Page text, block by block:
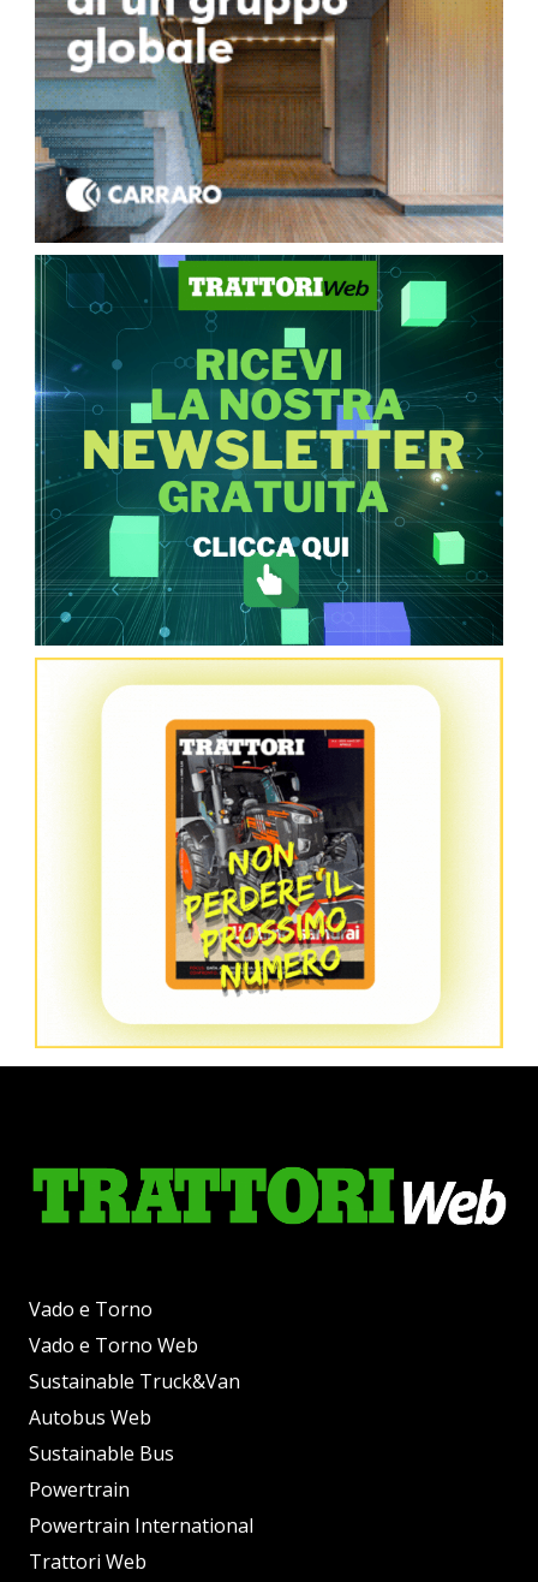
Vado e Torno
Vado e Torno Web
Sustainable Truck&Van
Autobus Web
Sustainable Bus
Powertrain
Powertrain International
Trattori Web